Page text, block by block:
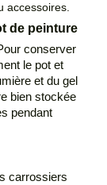
accessoires.
de peinture
conserver
le pot et
et du gel
bien stockée
pendant
carrossiers